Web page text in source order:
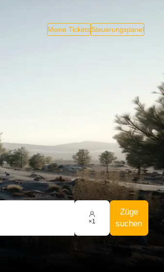
Meine TicketsSteuerungspanel
×1
Züge
suchen